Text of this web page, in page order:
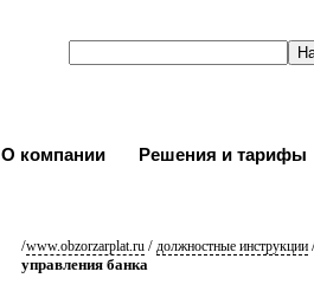
О компании Решения и тарифы
/www.obzorzarplat.ru/ должностные инструкции
управления банка